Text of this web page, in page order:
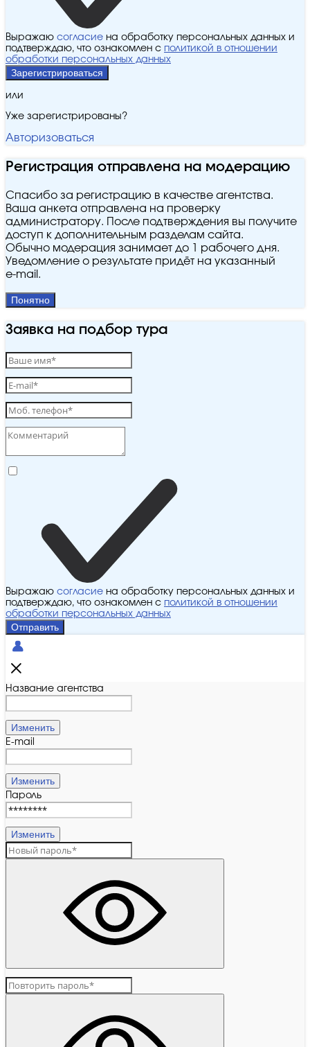
Выражаю согласие на обработку персональных данных и
подтверждаю, что ознакомлен с политикой в отношении
обработки персональных данных
Зарегистрироваться
или
Уже зарегистрированы?
Авторизоваться
Регистрация отправлена на модерацию
Спасибо за регистрацию в качестве агентства.
Ваша анкета отправлена на проверку
администратору. После подтверждения вы получите
доступ к дополнительным разделам сайта.
Обычно модерация занимает до 1 рабочего дня.
Уведомление о результате придёт на указанный
e‑mail.
Понятно
Заявка на подбор тура
Выражаю согласие на обработку персональных данных и
подтверждаю, что ознакомлен с политикой в отношении
обработки персональных данных
Отправить
Название агентства
Изменить
E-mail
Изменить
Пароль
Изменить